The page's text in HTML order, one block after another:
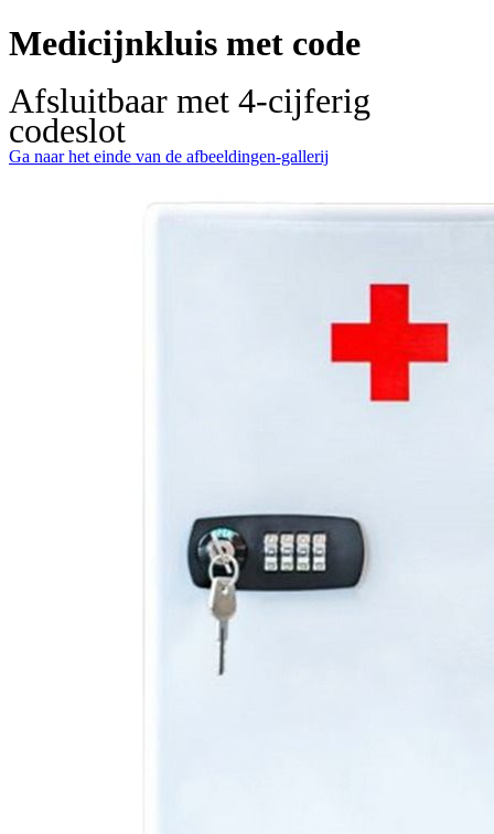
Medicijnkluis met code
Afsluitbaar met 4-cijferig
codeslot
Ga naar het einde van de afbeeldingen-gallerij